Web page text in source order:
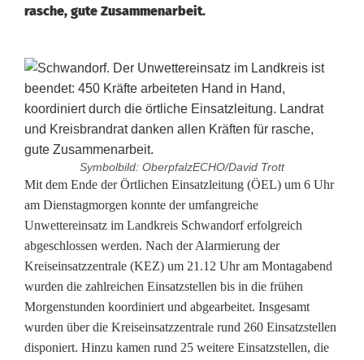
rasche, gute Zusammenarbeit.
Symbolbild: OberpfalzECHO/David Trott
U
n
w
e
t
t
Mit dem Ende der Örtlichen Einsatzleitung (ÖEL) um 6 Uhr
am Dienstagmorgen konnte der umfangreiche
Unwettereinsatz im Landkreis Schwandorf erfolgreich
abgeschlossen werden. Nach der Alarmierung der
Kreiseinsatzzentrale (KEZ) um 21.12 Uhr am Montagabend
wurden die zahlreichen Einsatzstellen bis in die frühen
Morgenstunden koordiniert und abgearbeitet. Insgesamt
wurden über die Kreiseinsatzzentrale rund 260 Einsatzstellen
disponiert. Hinzu kamen rund 25 weitere Einsatzstellen, die